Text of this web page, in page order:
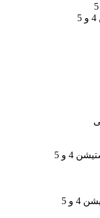
4 و 5
و 5